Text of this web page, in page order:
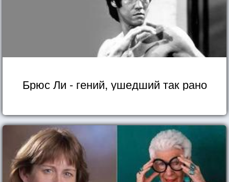
Брюс Ли - гений, ушедший так рано